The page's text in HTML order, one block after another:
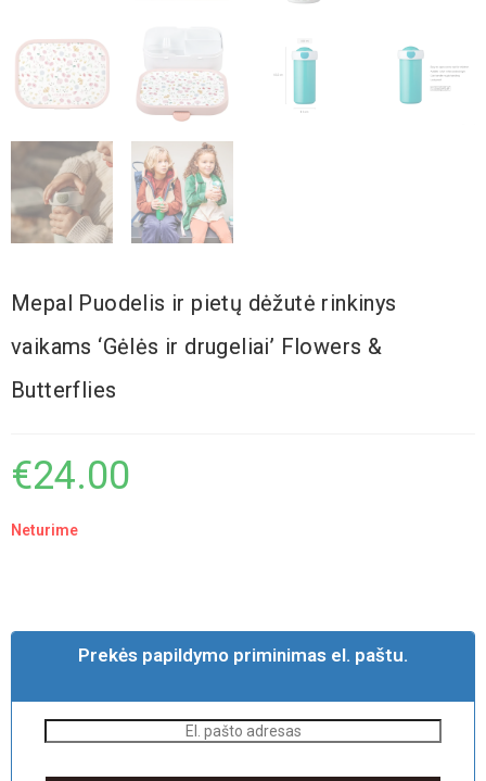
Mepal Puodelis ir pietų dėžutė rinkinys
vaikams ‘Gėlės ir drugeliai’ Flowers &
Butterflies
€24.00
Neturime
Prekės papildymo priminimas el. paštu.